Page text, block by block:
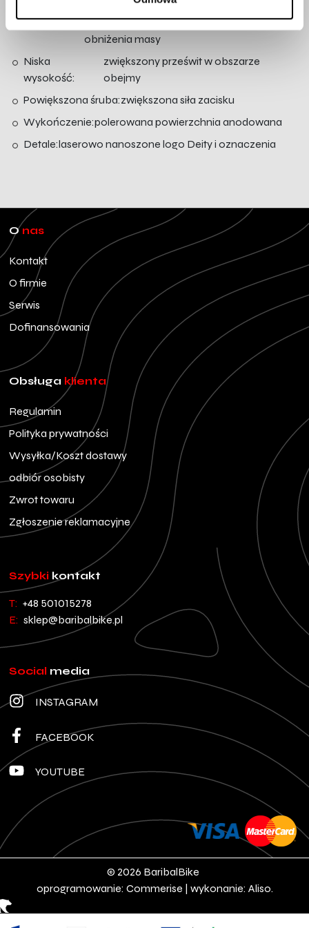
Konstrukcja:zminimalizowana ilość materiału dla
obniżenia masy
Niska
wysokość:
zwiększony prześwit w obszarze
obejmy
Powiększona śruba:zwiększona siła zacisku
Wykończenie:polerowana powierzchnia anodowana
Detale:laserowo nanoszone logo Deity i oznaczenia
O nas
Kontakt
O firmie
Serwis
Dofinansowania
Obsługa klienta
Regulamin
Polityka prywatności
Wysyłka/Koszt dostawy
odbiór osobisty
Zwrot towaru
Zgłoszenie reklamacyjne
Szybki kontakt
T: +48 501015278
E: sklep@baribalbike.pl
Social media
INSTAGRAM
FACEBOOK
YOUTUBE
© 2026 BaribalBike
oprogramowanie: Commerise | wykonanie: Aliso.